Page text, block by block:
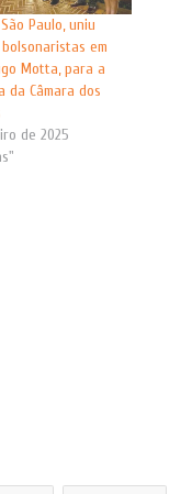
Paulo, uniu
em
Motta, para a
da Câmara dos
de 2025